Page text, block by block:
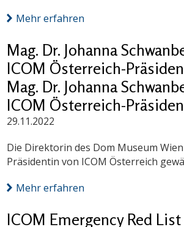
Mehr erfahren
Mag. Dr. Johanna
ICOM Österreich-
Mag. Dr. Johanna
ICOM Österreich-
29.11.2022
Die Direktorin des Dom Museum
Präsidentin von ICOM Österreich
Mehr erfahren
ICOM Emergency Red